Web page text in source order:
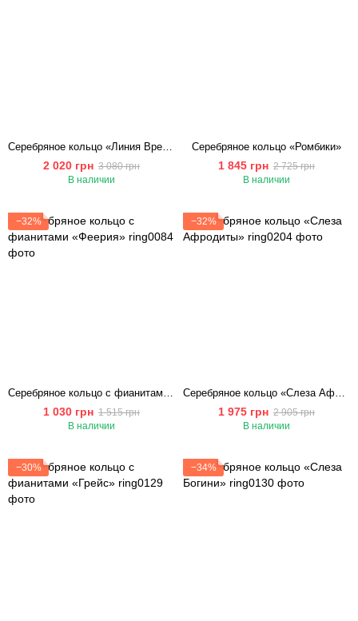
Серебряное кольцо «Линия Времени»
2 020 грн 3 080 грн
В наличии
Серебряное кольцо «Ромбики»
1 845 грн 2 725 грн
В наличии
−32%
Серебряное кольцо с фианитами «Феерия»
1 030 грн 1 515 грн
В наличии
−32%
Серебряное кольцо «Слеза Афродиты»
1 975 грн 2 905 грн
В наличии
−30% −34%